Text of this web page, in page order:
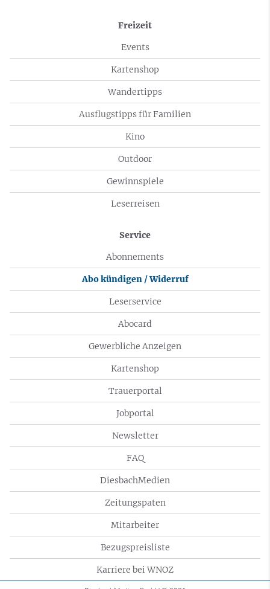
Freizeit
Events
Kartenshop
Wandertipps
Ausflugstipps für Familien
Kino
Outdoor
Gewinnspiele
Leserreisen
Service
Abonnements
Abo kündigen / Widerruf
Leserservice
Abocard
Gewerbliche Anzeigen
Kartenshop
Trauerportal
Jobportal
Newsletter
FAQ
DiesbachMedien
Zeitungspaten
Mitarbeiter
Bezugspreisliste
Karriere bei WNOZ